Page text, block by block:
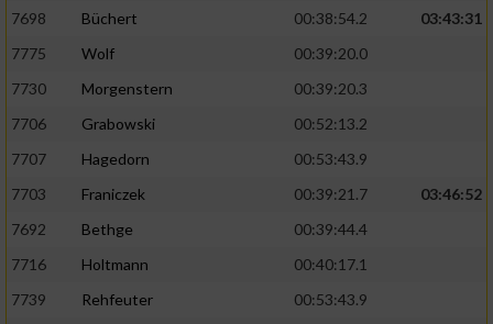
7698
Büchert 00:38:54.2
03:43:31
7775
Wolf
00:39:20.0
7730
Morgenstern
00:39:20.3
7706
Grabowski
00:52:13.2
7707
Hagedorn
00:53:43.9
7703
Franiczek 00:39:21.7
03:46:52
7692
Bethge
00:39:44.4
7716
Holtmann
00:40:17.1
7739
Rehfeuter
00:53:43.9